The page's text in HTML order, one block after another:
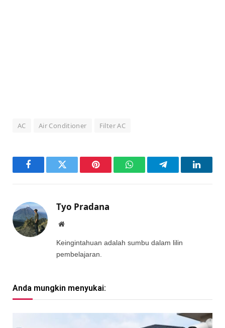
AC Air Conditioner Filter AC
FacebookTwitter Pinterest WhatsAppTelegram
Tyo Pradana
Website
Keingintahuan adalah sumbu dalam lilin
pembelajaran.
Anda mungkin menyukai: